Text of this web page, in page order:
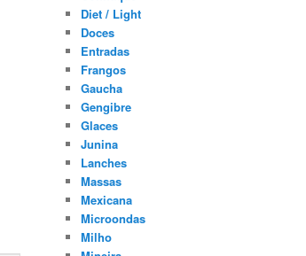
Diet / Light
Doces
Entradas
Frangos
Gaucha
Gengibre
Glaces
Junina
Lanches
Massas
Mexicana
Microondas
Milho